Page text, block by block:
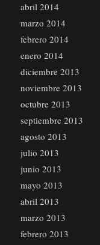
abril 2014
marzo 2014
febrero 2014
enero 2014
diciembre 2013
noviembre 2013
octubre 2013
septiembre 2013
agosto 2013
julio 2013
junio 2013
mayo 2013
abril 2013
marzo 2013
febrero 2013